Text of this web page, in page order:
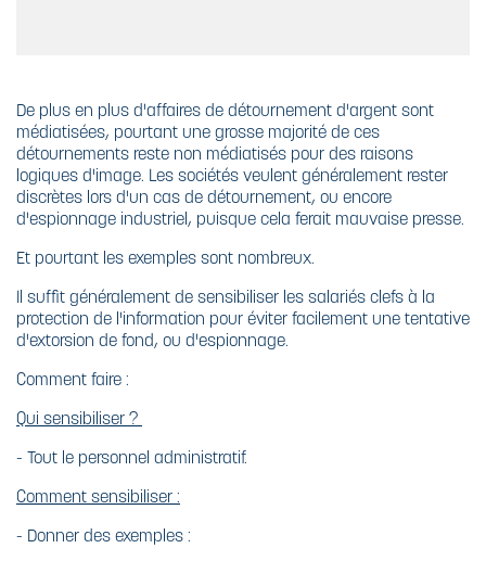
De plus en plus d'affaires de détournement d'argent sont
médiatisées, pourtant une grosse majorité de ces
détournements reste non médiatisés pour des raisons
logiques d'image. Les sociétés veulent généralement rester
discrètes lors d'un cas de détournement, ou encore
d'espionnage industriel, puisque cela ferait mauvaise presse.
Et pourtant les exemples sont nombreux.
Il suffit généralement de sensibiliser les salariés clefs à la
protection de l'information pour éviter facilement une tentative
d'extorsion de fond, ou d'espionnage.
Comment faire :
Qui sensibiliser ?
- Tout le personnel administratif.
Comment sensibiliser :
- Donner des exemples :